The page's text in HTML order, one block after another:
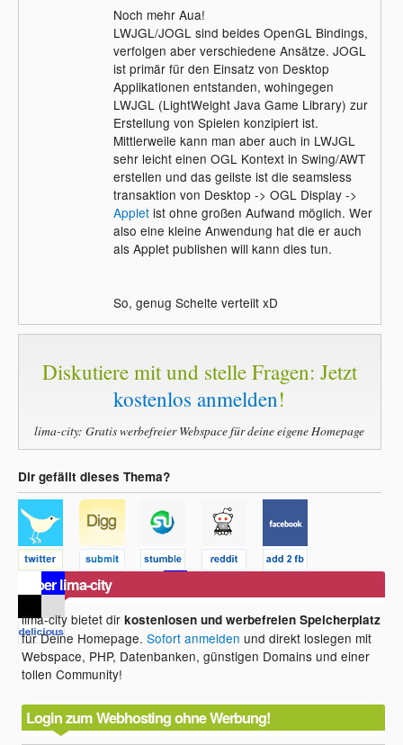
ebenfalls auf jlwgl auf und bietet enorm viel
Potential. Einfache 3D Anwendungen
lassen sich hiermit schon recht simpel
realisieren.
Als kleiner Exkurs sei noch hinzugefügt.
Die Quake2 Eingine wurde ebenfalls für
Java nutzbar gemacht, google mal nach
"Jake2". Möglicherweise wird es
demnächst auch noch andere Bindings für
Java geben. Denkbar wäre z.B., die UT3
Engine als Grundlage für ein neues Projekt
zu nehmen. Das zählt wohl aber mehr zu
meinen persönlichen Hoffnungen (aber vlt.
Noch mehr Aua!
LWJGL/JOGL sind beides OpenGL Bindings,
verfolgen aber verschiedene Ansätze. JOGL
ist primär für den Einsatz von Desktop
Applikationen entstanden, wohingegen
LWJGL (LightWeight Java Game Library) zur
Erstellung von Spielen konzipiert ist.
Mittlerweile kann man aber auch in LWJGL
sehr leicht einen OGL Kontext in Swing/AWT
erstellen und das geilste ist die seamsless
transaktion von Desktop -> OGL Display ->
Appletist ohne großen Aufwand möglich. Wer
also eine kleine Anwendung hat die er auch
als Applet publishen will kann dies tun.
So, genug Schelte verteilt xD
Diskutiere mit und stelle Fragen: Jetzt
kostenlos anmelden!
lima-city: Gratis werbefreier Webspace für deine eigene Homepage
Dir gefällt dieses Thema?
Über lima-city
lima-city bietet dirkostenlosen und werbefreien Speicherplatz
für Deine Homepage.Sofort anmelden und direkt loslegen mit
Webspace, PHP, Datenbanken, günstigen Domains und einer
tollen Community!
Login zum Webhosting ohne Werbung!